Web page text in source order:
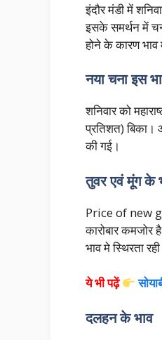
इंदौर मंडी में
इसके समर्थन में
होने के कारण
नया चना इस
शनिवार को
प्रतिशत) बिका।
की गई।
तुवर एवं मूंग के
Price of new
कारोबार कमजोर
भाव मे स्थिरता
ये भी पढ़ें
दलहन के भाव